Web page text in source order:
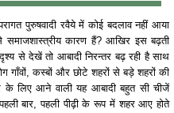
पुरुषवादी रवैये में कोई बदलाव नहीं आया
कारण हैं? आखिर इस बढ़ती
से देखें तो आबादी निरन्तर बढ़ रही है साथ
गाँवों, कस्बों और छोटे शहरों से बड़े शहरों की
के लिए आने वाली यह आबादी बहुत सी चीजें
बार, पहली पीढ़ी के रूप में शहर आए होते